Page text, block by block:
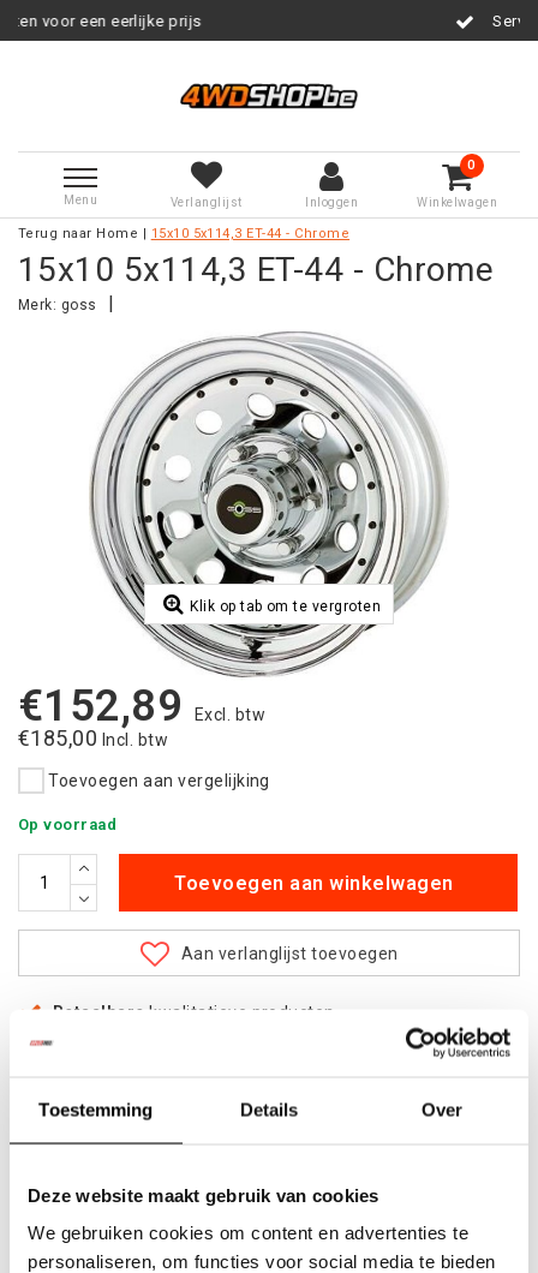
Toestemming Details Over
Deze website maakt gebruik van cookies
We gebruiken cookies om content en advertenties te
personaliseren, om functies voor social media te bieden
prijs Service na verkoop
Menu Verlanglijst Inloggen
0
Winkelwagen
Terug naar Home 15x10 5x114,3 ET-44 - Chrome
15x10 5x114,3 ET-44 - Chrome
Merk: goss
Klik op tab om te vergroten
€152,89 Excl. btw
€185,00 Incl. btw
Toevoegen aan vergelijking
Op voorraad
Toevoegen aan winkelwagen
Aan verlanglijst toevoegen
Betaalbare kwalitatieve producten
Uit
Verzending door
heel Europa
Deel dit product